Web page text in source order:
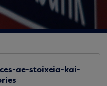
ae-stoixeia-kai-